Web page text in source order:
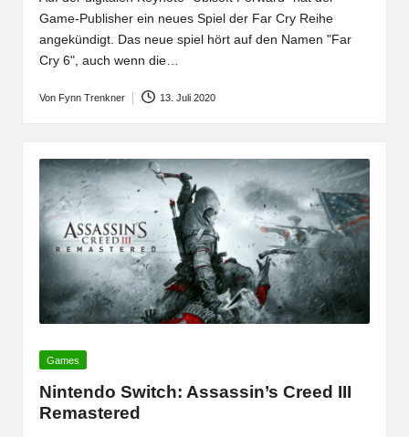
Game-Publisher ein neues Spiel der Far Cry Reihe
angekündigt. Das neue spiel hört auf den Namen "Far
Cry 6", auch wenn die…
Posted
Von Fynn Trenkner 13. Juli 2020
Posted
Games
Nintendo Switch: Assassin’s Creed III
Remastered